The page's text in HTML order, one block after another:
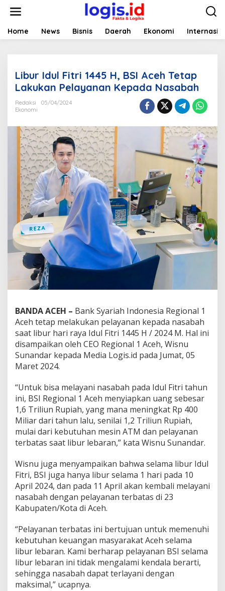
t
Home News Bisnis Daerah Ekonomi
Libur Idul Fitri 1445 H, BSI Aceh Tetap
Lakukan Pelayanan Kepada Nasabah
Redaksi
05/04/2024
Ekonomi
BANDA ACEH – Bank Syariah Indonesia Regional 1
Aceh tetap melakukan pelayanan kepada nasabah
saat libur hari raya Idul Fitri 1445 H / 2024 M. Hal ini
disampaikan oleh CEO Regional 1 Aceh, Wisnu
Sunandar kepada Media Logis.id pada Jumat, 05
Maret 2024.
“Untuk bisa melayani nasabah pada Idul Fitri tahun
ini, BSI Regional 1 Aceh menyiapkan uang sebesar
1,6 Triliun Rupiah, yang mana meningkat Rp 400
Miliar dari tahun lalu, senilai 1,2 Triliun Rupiah,
mulai dari kebutuhan mesin ATM dan pelayanan
terbatas saat libur lebaran,” kata Wisnu Sunandar.
Wisnu juga menyampaikan bahwa selama libur Idul
Fitri, BSI juga hanya libur selama 1 hari pada 10
April 2024, dan pada 11 April akan kembali melayani
nasabah dengan pelayanan terbatas di 23
Kabupaten/Kota di Aceh.
“Pelayanan terbatas ini bertujuan untuk memenuhi
kebutuhan keuangan masyarakat Aceh selama
libur lebaran. Kami berharap pelayanan BSI selama
libur lebaran ini tidak mengalami kendala berarti,
sehingga nasabah dapat terlayani dengan
maksimal,” ucapnya.